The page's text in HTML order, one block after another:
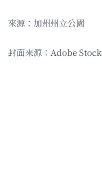
來源：加州州立公園
封面來源：Adobe Stock